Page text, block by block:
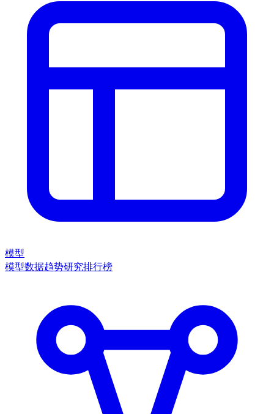
模型
模型数据趋势研究排行榜